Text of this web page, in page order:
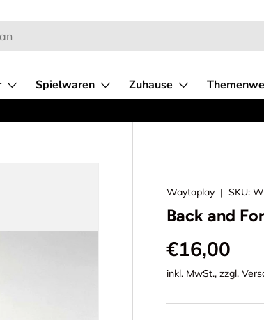
Spielwaren Zuhause
Waytoplay| SKU:
Back and
€16,00
inkl. MwSt., zzgl.